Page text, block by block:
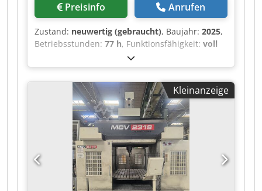
Preisinfo Anrufen
Zustand: neuwertig (gebraucht), Baujahr: 2025,
Betriebsstunden: 77 h, Funktionsfähigkeit: voll
, Verfahrweg X-Achse:
Verfahrweg Y-Achse:1.800 mm, Verfahrweg Z-
Achse:1.200 mm, Nennscheinleistung:45 kVA,
Steuerungshersteller: FANUC,
Steuerungsmodell:31i B5, Spindeldrehzahl
24.000 U/min, Betriebsstunden der
77 h, Leistung des Spindelmotors:
, Anzahl der Spindeln:1,
Eingangsspannung:400 V, Art des
Eingangsstroms:Drehstrom, Ausstattung:
Kennzeichnung, Dokumentation/Handbuch,
Kleinanzeige